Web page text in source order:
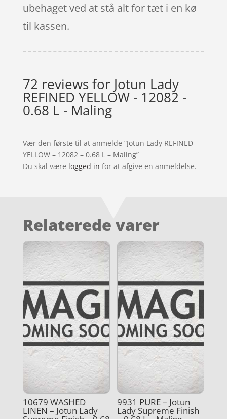
ubehaget ved at stå alt for tæt i en kø
til kassen.
72 reviews for Jotun Lady
REFINED YELLOW - 12082 -
0.68 L - Maling
Vær den første til at anmelde “Jotun Lady REFINED
YELLOW – 12082 – 0.68 L – Maling”
Du skal være logged in for at afgive en anmeldelse.
Relaterede varer
10679 WASHED
LINEN – Jotun Lady
9931 PURE – Jotun
Lady Supreme Finish